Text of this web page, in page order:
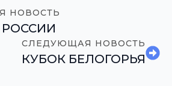
НОВОСТЬ
СЛЕДУЮЩАЯ НОВОСТЬ
КУБОК БЕЛОГОРЬЯ